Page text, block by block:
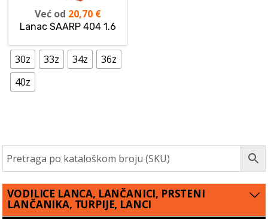
Već od 20,70 €
Lanac SAARP 404 1.6
30z 33z 34z
36z
40z
VODILICE LANCA, LANČANICI, PRSTENI
LANČANIKA, TURPIJE, LANCI